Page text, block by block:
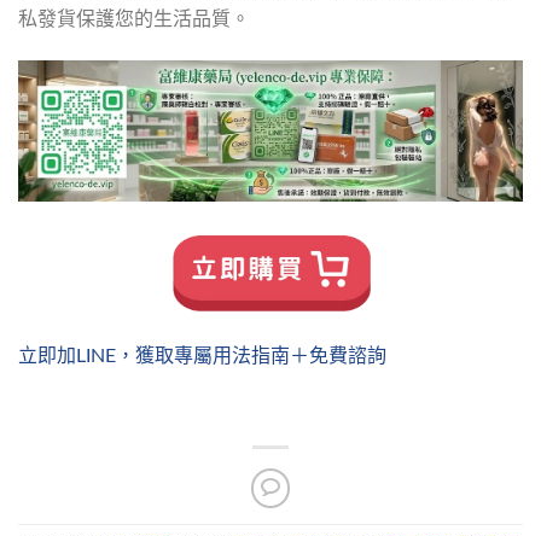
私發貨保護您的生活品質。
立即加LINE，獲取專屬用法指南＋免費諮詢